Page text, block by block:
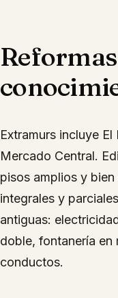
Extramurs incluye
Mercado Central.
pisos amplios y
integrales y
antiguas:
doble, fontanería
conductos.